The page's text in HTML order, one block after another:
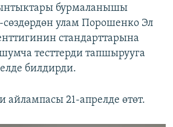
бурмаланышы
улам Порошенко Эл
стандарттарына
тесттерди тапшырууга
билдирди.
21-апрелде өтөт.